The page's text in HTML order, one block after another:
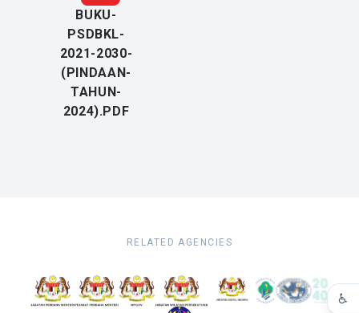
♿
BUKU-
PSDBKL-
2021-2030-
(PINDAAN-
TAHUN-
2024).PDF
RELATED AGENCIES